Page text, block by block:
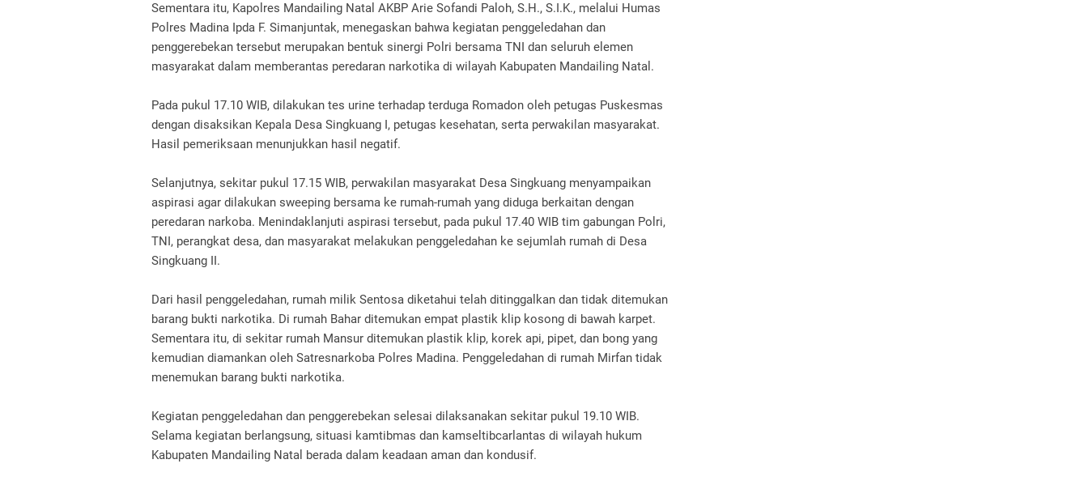
Sementara itu, Kapolres Mandailing Natal AKBP Arie Sofandi Paloh, S.H., S.I.K., melalui Humas
Polres Madina Ipda F. Simanjuntak, menegaskan bahwa kegiatan penggeledahan dan
penggerebekan tersebut merupakan bentuk sinergi Polri bersama TNI dan seluruh elemen
masyarakat dalam memberantas peredaran narkotika di wilayah Kabupaten Mandailing Natal.
Pada pukul 17.10 WIB, dilakukan tes urine terhadap terduga Romadon oleh petugas Puskesmas
dengan disaksikan Kepala Desa Singkuang I, petugas kesehatan, serta perwakilan masyarakat.
Hasil pemeriksaan menunjukkan hasil negatif.
Selanjutnya, sekitar pukul 17.15 WIB, perwakilan masyarakat Desa Singkuang menyampaikan
aspirasi agar dilakukan sweeping bersama ke rumah-rumah yang diduga berkaitan dengan
peredaran narkoba. Menindaklanjuti aspirasi tersebut, pada pukul 17.40 WIB tim gabungan Polri,
TNI, perangkat desa, dan masyarakat melakukan penggeledahan ke sejumlah rumah di Desa
Singkuang II.
Dari hasil penggeledahan, rumah milik Sentosa diketahui telah ditinggalkan dan tidak ditemukan
barang bukti narkotika. Di rumah Bahar ditemukan empat plastik klip kosong di bawah karpet.
Sementara itu, di sekitar rumah Mansur ditemukan plastik klip, korek api, pipet, dan bong yang
kemudian diamankan oleh Satresnarkoba Polres Madina. Penggeledahan di rumah Mirfan tidak
menemukan barang bukti narkotika.
Kegiatan penggeledahan dan penggerebekan selesai dilaksanakan sekitar pukul 19.10 WIB.
Selama kegiatan berlangsung, situasi kamtibmas dan kamseltibcarlantas di wilayah hukum
Kabupaten Mandailing Natal berada dalam keadaan aman dan kondusif.